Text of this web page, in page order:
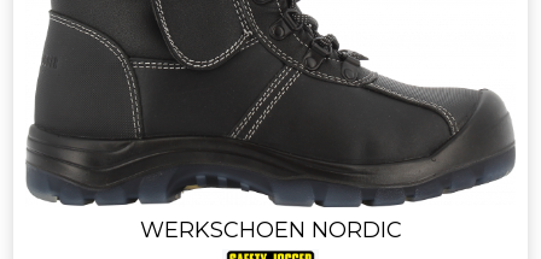
WERKSCHOEN NORDIC